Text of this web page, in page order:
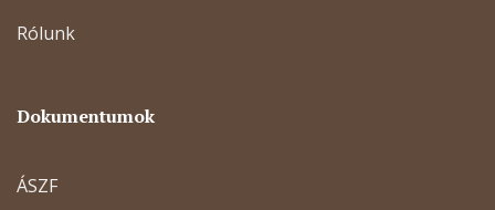
Rólunk
Dokumentumok
ÁSZF